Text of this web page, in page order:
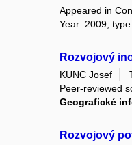
Appeared in
Year: 2009,
Rozvojový
KUNC Josef
Peer-reviewed
Geografické
Rozvojový